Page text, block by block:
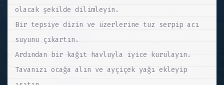
olacak şekilde dilimleyin.
Bir tepsiye dizin ve üzerlerine tuz serpip acı
suyunu çıkartın.
Ardından bir kağıt havluyla iyice kurulayın.
Tavanızı ocağa alın ve ayçiçek yağı ekleyip